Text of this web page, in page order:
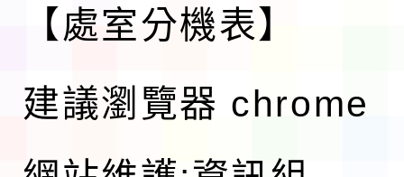
【處室分機表】
建議瀏覽器 chrome